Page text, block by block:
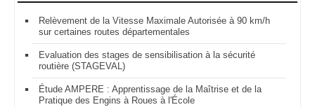
Relèvement de la Vitesse Maximale Autorisée à 90 km/h
sur certaines routes départementales
Evaluation des stages de sensibilisation à la sécurité
routière (STAGEVAL)
Étude AMPERE : Apprentissage de la Maîtrise et de la
Pratique des Engins à Roues à l'École